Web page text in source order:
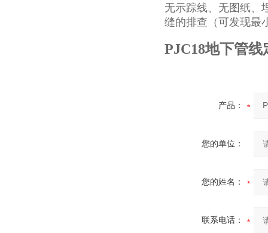
无示踪线、无图纸、
缝的排查（可发现最
PJC18地下管
产品：
您的单位：
您的姓名：
联系电话：